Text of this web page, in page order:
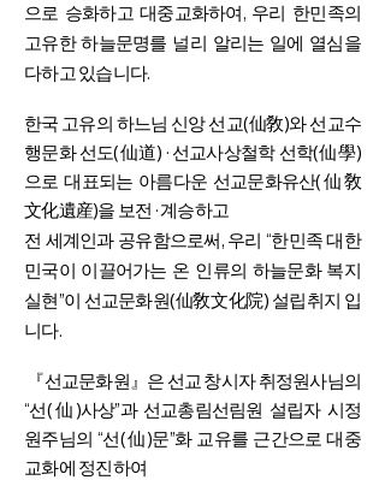
으로 승화하고 대중교화하여, 우리 한민족의
고유한 하늘문명를 널리 알리는 일에 열심을
다하고 있습니다.
한국 고유의 하느님 신앙 선교(仙敎)와 선교수
행문화 선도(仙道) · 선교사상철학 선학(仙學)
으로 대표되는 아름다운 선교문화유산(仙敎
文化遺産)을 보전 · 계승하고
전 세계인과 공유함으로써, 우리 “한민족 대한
민국이 이끌어가는 온 인류의 하늘문화 복지
실현”이 선교문화원(仙敎文化院) 설립취지 입
니다.
『선교문화원』은 선교 창시자 취정원사님의
“선(仙)사상”과 선교총림선림원 설립자 시정
원주님의 “선(仙)문”화 교유를 근간으로 대중
교화에 정진하여